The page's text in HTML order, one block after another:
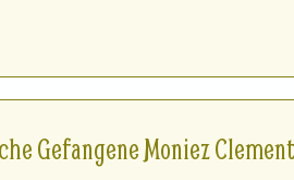
Gefangene Moniez